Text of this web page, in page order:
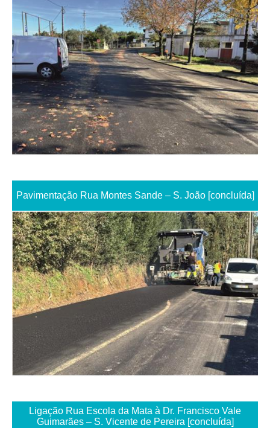
Pavimentação Rua Montes Sande – S. João [concluída]
Ligação Rua Escola da Mata à Dr. Francisco Vale
Guimarães – S. Vicente de Pereira [concluída]